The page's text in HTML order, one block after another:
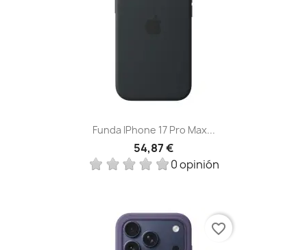
Funda IPhone 17 Pro Max...
54,87 €
0 opinión
favorite_border